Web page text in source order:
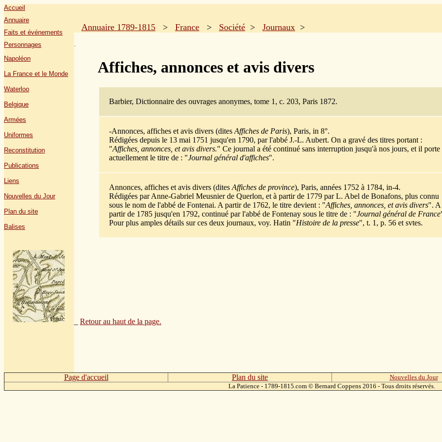
Accueil
Annuaire
Faits et événements
Personnages
Napoléon
La France et le Monde
Waterloo
Belgique
Armées
Uniformes
Reconstitution
Publications
Liens
Nouvelles du Jour
Plan du site
Balises
Annuaire 1789-1815 > France > Société > Journaux >
.
Affiches, annonces et avis divers
Barbier, Dictionnaire des ouvrages anonymes, tome 1, c. 203, Paris 1872.
-Annonces, affiches et avis divers (dites Affiches de Paris), Paris, in 8°.
Rédigées depuis le 13 mai 1751 jusqu'en 1790, par l'abbé J.-L. Aubert. On a gravé des titres portant :
"Affiches, annonces, et avis divers." Ce journal a été continué sans interruption jusqu'à nos jours, et il porte
actuellement le titre de : "Journal général d'affiches".
Annonces, affiches et avis divers (dites Affiches de province), Paris, années 1752 à 1784, in-4.
Rédigées par Anne-Gabriel Meusnier de Querlon, et à partir de 1779 par L. Abel de Bonafons, plus connu
sous le nom de l'abbé de Fontenai. A partir de 1762, le titre devient : "Affiches, annonces, et avis divers". A
partir de 1785 jusqu'en 1792, continué par l'abbé de Fontenay sous le titre de : "Journal général de France
Pour plus amples détails sur ces deux journaux, voy. Hatin "Histoire de la presse", t. 1, p. 56 et svtes.
Retour au haut de la page.
Page d'accueil Plan du site Nouvelles du Jour
La Patience - 1789-1815.com © Bernard Coppens 2016 - Tous droits réservés.